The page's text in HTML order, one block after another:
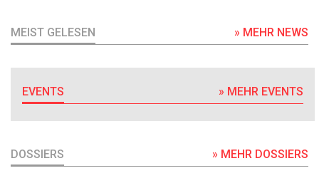
MEIST GELESEN » MEHR NEWS
EVENTS » MEHR EVENTS
DOSSIERS » MEHR DOSSIERS